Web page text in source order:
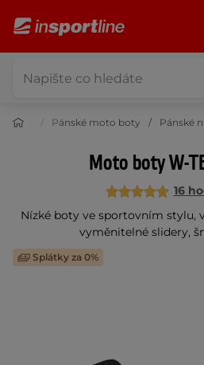
boty Pánské moto boty Pánské
Moto boty W-
16
Nízké boty ve sportovním stylu,
vyměnitelné slidery,
Splátky za 0%